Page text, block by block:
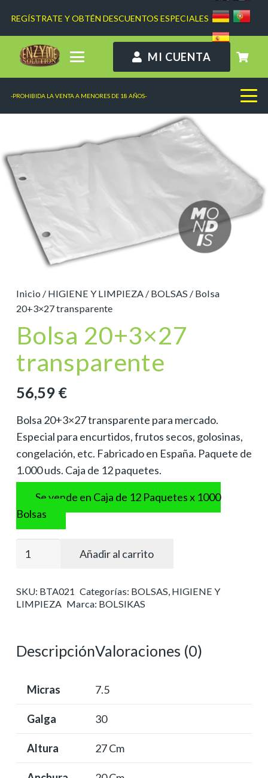
REGÍSTRATE Y OBTÉN DESCUENTOS ESPECIALES
MI CUENTA
-PROHIBIDA LA VENTA A MENORES DE 18 AÑOS-
Inicio / HIGIENE Y LIMPIEZA / BOLSAS / Bolsa
20+3×27 transparente
Bolsa 20+3×27
transparente
56,59 €
Bolsa 20+3×27 transparente para mercado.
Especial para encurtidos, frutos secos, golosinas,
congelación, etc. Fabricado en España. Paquete de
1.000 uds. Caja de 12 paquetes.
Se vende en Caja de 12 Paquetes x 1000
Bolsas
cantidad
Añadir al carrito
SKU: BTA021 Categorías: BOLSAS, HIGIENE Y
LIMPIEZA Marca: BOLSIKAS
DescripciónValoraciones (0)
Micras 7.5
Galga 30
Altura 27 Cm